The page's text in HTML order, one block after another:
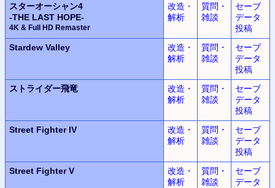
スターオーシャン4
-THE LAST HOPE-
4K & Full HD Remaster
改造・
解析
質問・
雑談
セーブ
データ
投稿
Stardew Valley
改造・
解析
質問・
雑談
セーブ
データ
投稿
ストライダー飛竜
改造・
解析
質問・
雑談
セーブ
データ
投稿
Street Fighter IV
改造・
解析
質問・
雑談
セーブ
データ
投稿
Street Fighter V
改造・
解析
質問・
雑談
セーブ
データ